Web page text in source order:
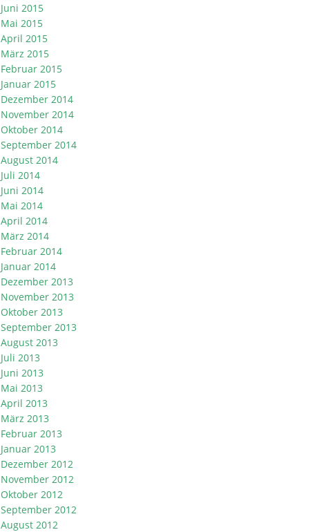
Juni 2015
Mai 2015
April 2015
März 2015
Februar 2015
Januar 2015
Dezember 2014
November 2014
Oktober 2014
September 2014
August 2014
Juli 2014
Juni 2014
Mai 2014
April 2014
März 2014
Februar 2014
Januar 2014
Dezember 2013
November 2013
Oktober 2013
September 2013
August 2013
Juli 2013
Juni 2013
Mai 2013
April 2013
März 2013
Februar 2013
Januar 2013
Dezember 2012
November 2012
Oktober 2012
September 2012
August 2012